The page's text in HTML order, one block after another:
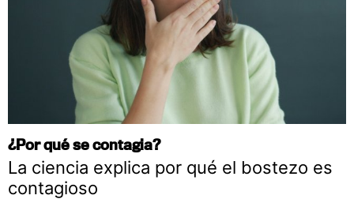
¿Por qué se contagia?
La ciencia explica por qué el bostezo es
contagioso